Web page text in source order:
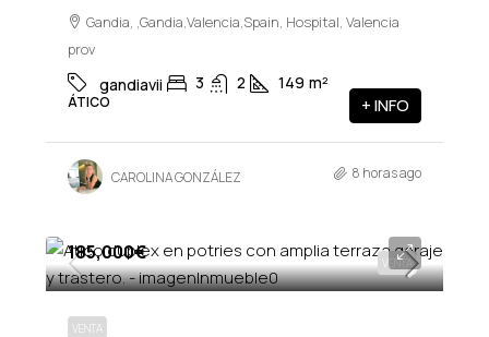
Gandia, ,Gandia,Valencia,Spain, Hospital, Valencia
prov
gandiavii 3 2 149 m²
ÁTICO + INFO
CAROLINA GONZÁLEZ 8 horas ago
VENTA
185,000€
VENTA